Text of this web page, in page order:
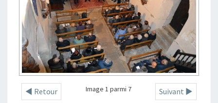
◄ Retour Suivant ►
Image 1 parmi 7